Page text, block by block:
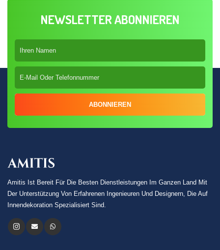
NEWSLETTER ABONNIEREN
ABONNIEREN
Amitis Ist Bereit Für Die Besten Dienstleistungen Im Ganzen Land Mit
Der Unterstützung Von Erfahrenen Ingenieuren Und Designern, Die Auf
Innendekoration Spezialisiert Sind.